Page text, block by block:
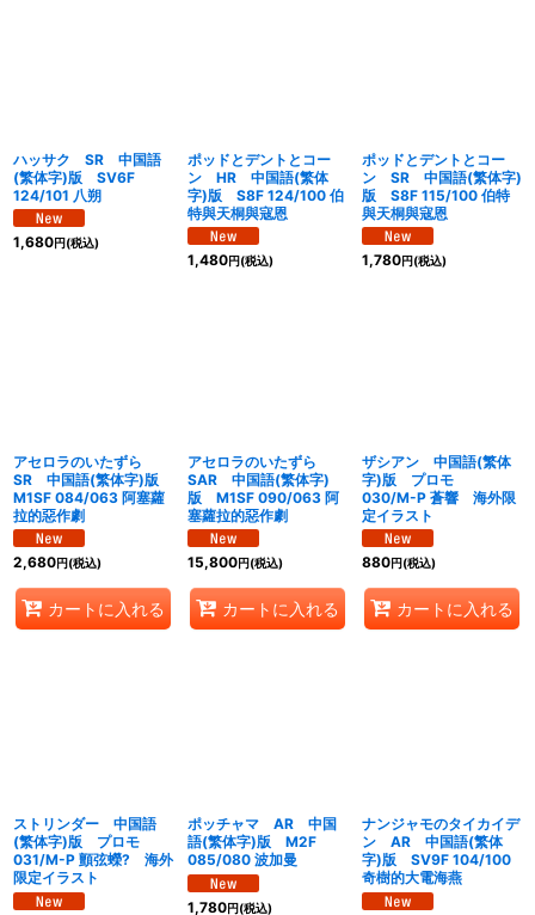
ハッサク SR 中国語
(繁体字)版 SV6F
124/101 八朔
1,680円(税込)
ポッドとデントとコー
ン HR 中国語(繁体
字)版 S8F 124/100 伯
特與天桐與寇恩
1,480円(税込)
ポッドとデントとコー
ン SR 中国語(繁体字)
版 S8F 115/100 伯特
與天桐與寇恩
1,780円(税込)
アセロラのいたずら
SR 中国語(繁体字)版
M1SF 084/063 阿塞蘿
拉的惡作劇
2,680円(税込)
カートに入れる
アセロラのいたずら
SAR 中国語(繁体字)
版 M1SF 090/063 阿
塞蘿拉的惡作劇
15,800円(税込)
カートに入れる
ザシアン 中国語(繁体
字)版 プロモ
030/M-P 蒼響 海外限
定イラスト
880円(税込)
カートに入れる
ストリンダー 中国語
(繁体字)版 プロモ
031/M-P 顫弦蠑? 海外
限定イラスト
ポッチャマ AR 中国
語(繁体字)版 M2F
085/080 波加曼
1,780円(税込)
ナンジャモのタイカイデ
ン AR 中国語(繁体
字)版 SV9F 104/100
奇樹的大電海燕